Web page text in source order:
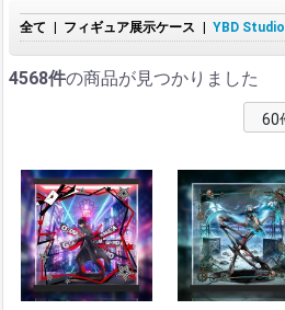
全て フィギュア展示ケース YBD Studio
4568件の商品が見つかりました